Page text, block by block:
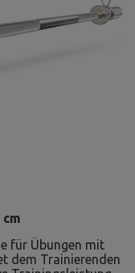
für Übungen mit
dem Trainierenden